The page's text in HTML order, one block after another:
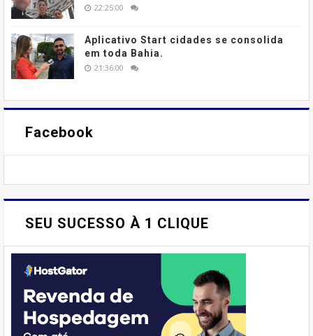
22:25:00
Aplicativo Start cidades se consolida
em toda Bahia.
21:36:00
Facebook
SEU SUCESSO À 1 CLIQUE